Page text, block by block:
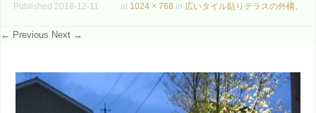
Published 2018-12-11 at 1024 × 768 in 広いタイル貼りテラスの外構。
← Previous Next →